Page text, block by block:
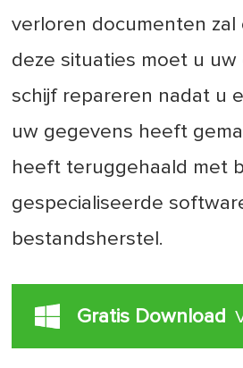
verloren documenten zal
deze situaties moet u
schijf repareren nadat u
uw gegevens heeft
heeft teruggehaald met
gespecialiseerde
bestandsherstel.
Gratis Download